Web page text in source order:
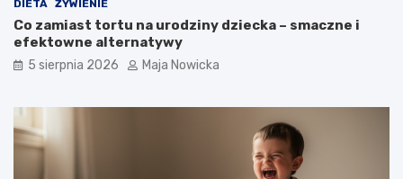
DIETA ŻYWIENIE
Co zamiast tortu na urodziny dziecka – smaczne i
efektowne alternatywy
5 sierpnia 2026 Maja Nowicka